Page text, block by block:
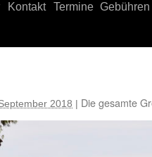
Kontakt Termine Gebühren
2018 | Die gesamte